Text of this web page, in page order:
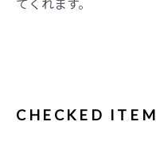
てくれます。
CHECKED ITEM